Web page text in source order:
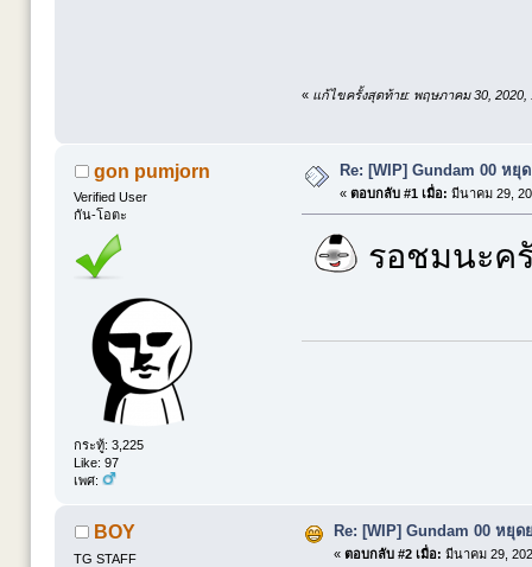
« แก้ไขครั้งสุดท้าย: พฤษภาคม 30, 2020,
gon pumjorn
Verified User
กัน-โอตะ
กระทู้: 3,225
Like: 97
เพศ:
Re: [WIP] Gundam 00 หยุ
« ตอบกลับ #1 เมื่อ: มีนาคม 29,
รอชมนะค
BOY
TG STAFF
Re: [WIP] Gundam 00 หยุด
« ตอบกลับ #2 เมื่อ: มีนาคม 29,